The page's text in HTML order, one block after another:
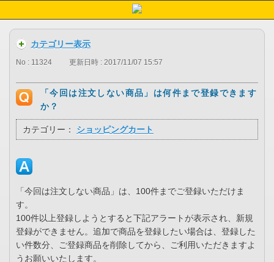
カテゴリー表示
No : 11324 更新日時 : 2017/11/07 15:57
「今回は注文しない商品」は何件まで登録できます
か？
カテゴリー： ショッピングカート
「今回は注文しない商品」は、100件までご登録いただけま
す。
100件以上登録しようとすると下記アラートが表示され、新規
登録ができません。追加で商品を登録したい場合は、登録した
い件数分、ご登録商品を削除してから、ご利用いただきますよ
うお願いいたします。